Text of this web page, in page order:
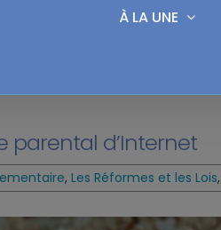
À LA UNE
parental d’Internet
, Les Réformes et les Lois,